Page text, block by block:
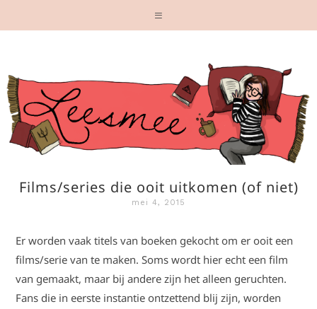
Films/series die ooit uitkomen (of niet)
mei 4, 2015
Er worden vaak titels van boeken gekocht om er ooit een
films/serie van te maken. Soms wordt hier echt een film
van gemaakt, maar bij andere zijn het alleen geruchten.
Fans die in eerste instantie ontzettend blij zijn, worden